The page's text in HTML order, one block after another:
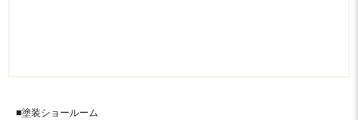
■塗装ショールーム